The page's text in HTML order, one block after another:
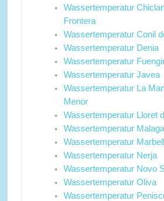
Wassertemperatur
Frontera
Wassertemperatur Conil
Wassertemperatur Denia
Wassertemperatur
Wassertemperatur Javea
Wassertemperatur La
Menor
Wassertemperatur Lloret
Wassertemperatur Malaga
Wassertemperatur
Wassertemperatur Nerja
Wassertemperatur Novo
Wassertemperatur Oliva
Wassertemperatur